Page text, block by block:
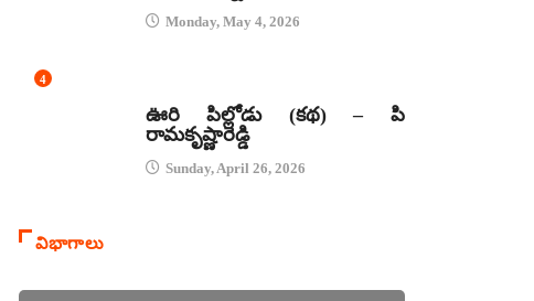
Monday, May 4, 2026
4
ఊరి పిల్లోడు (కథ) – పి
రామకృష్ణారెడ్డి
Sunday, April 26, 2026
విభాగాలు